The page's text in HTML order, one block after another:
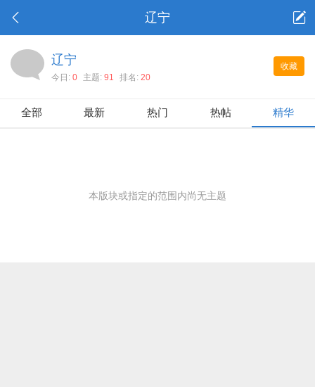
辽宁
收藏
辽宁
今日: 0 主题: 91 排名: 20
全部 最新 热门 热帖 精华
本版块或指定的范围内尚无主题